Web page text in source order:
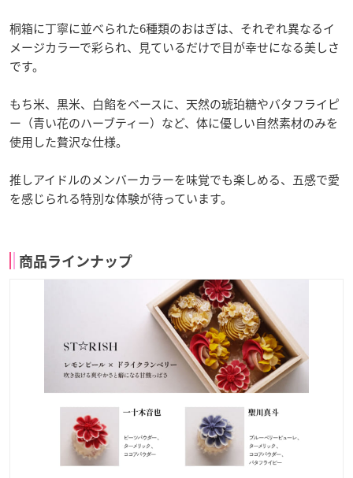
桐箱に丁寧に並べられた6種類のおはぎは、それぞれ異なるイ
メージカラーで彩られ、見ているだけで目が幸せになる美しさ
です。
もち米、黒米、白餡をベースに、天然の琥珀糖やバタフライピ
ー（青い花のハーブティー）など、体に優しい自然素材のみを
使用した贅沢な仕様。
推しアイドルのメンバーカラーを味覚でも楽しめる、五感で愛
を感じられる特別な体験が待っています。
商品ラインナップ